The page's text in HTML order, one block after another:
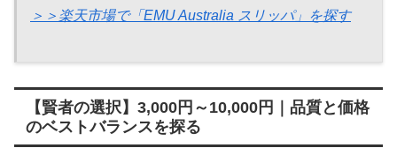
＞＞楽天市場で「EMU Australia スリッパ」を探す
【賢者の選択】3,000円～10,000円｜品質と価格
のベストバランスを探る